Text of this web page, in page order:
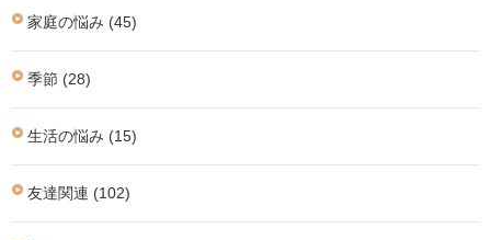
家庭の悩み (45)
季節 (28)
生活の悩み (15)
友達関連 (102)